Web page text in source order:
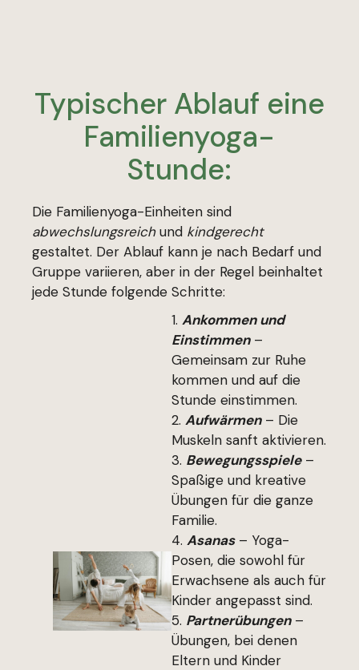
Typischer Ablauf eine
Familienyoga-
Stunde:
Die Familienyoga-Einheiten sind
abwechslungsreichund kindgerecht
gestaltet. Der Ablauf kann je nach Bedarf und
Gruppe variieren, aber in der Regel beinhaltet
jede Stunde folgende Schritte:
Ankommen und
Einstimmen–
Gemeinsam zur Ruhe
kommen und auf die
Stunde einstimmen.
Aufwärmen– Die
Muskeln sanft aktivieren.
Bewegungsspiele–
Spaßige und kreative
Übungen für die ganze
Familie.
Asanas– Yoga-
Posen, die sowohl für
Erwachsene als auch für
Kinder angepasst sind.
Partnerübungen–
Übungen, bei denen
Eltern und Kinder